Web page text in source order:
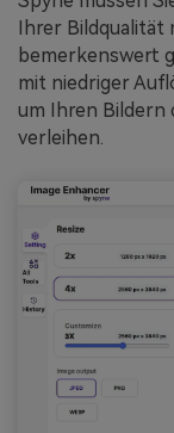
Ihrer Bildqualität
bemerkenswert
mit niedriger
um Ihren Bildern
verleihen.